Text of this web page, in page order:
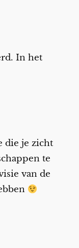
In het
die je zicht
te
van de